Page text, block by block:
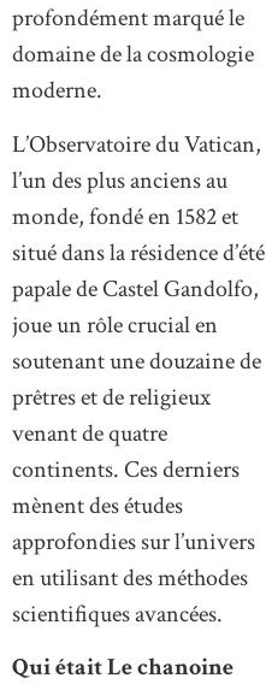
profondément marqué le
domaine de la cosmologie
moderne.
L’Observatoire du Vatican,
l’un des plus anciens au
monde, fondé en 1582 et
situé dans la résidence d’été
papale de Castel Gandolfo,
joue un rôle crucial en
soutenant une douzaine de
prêtres et de religieux
venant de quatre
continents. Ces derniers
mènent des études
approfondies sur l’univers
en utilisant des méthodes
scientifiques avancées.
Qui était Le chanoine